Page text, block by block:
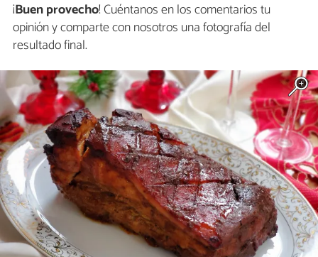
¡Buen provecho!Cuéntanos en los comentarios tu
opinión y comparte con nosotros una fotografía del
resultado final.